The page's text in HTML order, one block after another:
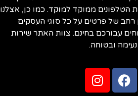
הטלפונים ממוקד למוקד. כמו כן, אצלנו
רחב של פרטים על כל סוגי העסקים
עבורכם בחינם. צוות האתר שירות
ובטוחה.